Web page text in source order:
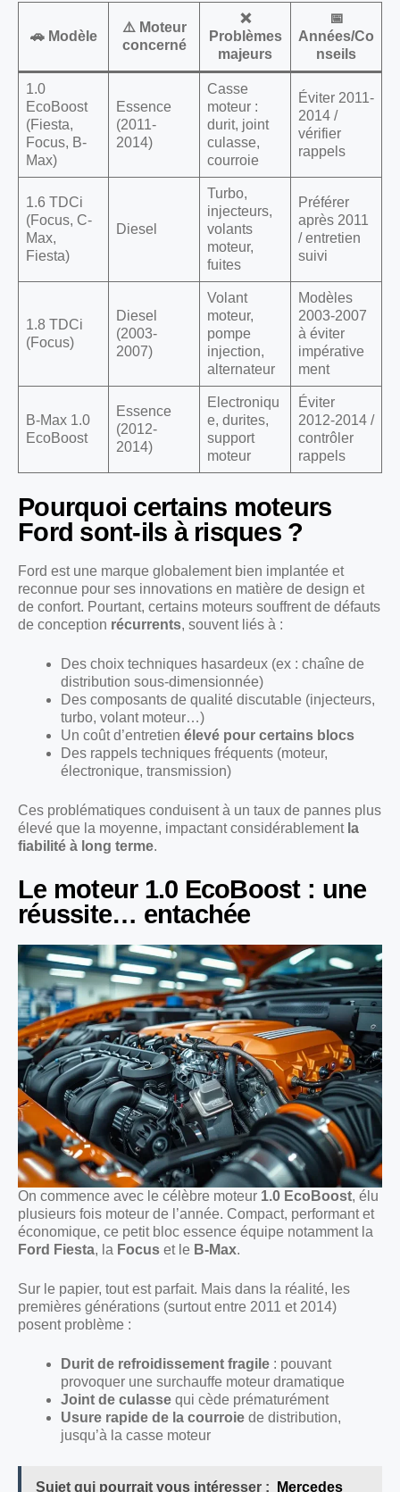
🚗 Modèle
⚠️ Moteur
concerné
❌
Problèmes
majeurs
📅
Années/Co
nseils
1.0
EcoBoost
(Fiesta,
Focus, B-
Max)
Essence
(2011-
2014)
Casse
moteur :
durit, joint
culasse,
courroie
Éviter 2011-
2014 /
vérifier
rappels
1.6 TDCi
(Focus, C-
Max,
Fiesta)
Diesel
Turbo,
injecteurs,
volants
moteur,
fuites
Préférer
après 2011
/ entretien
suivi
1.8 TDCi
(Focus)
Diesel
(2003-
2007)
Volant
moteur,
pompe
injection,
alternateur
Modèles
2003-2007
à éviter
impérative
ment
B-Max 1.0
EcoBoost
Essence
(2012-
2014)
Electroniqu
e, durites,
support
moteur
Éviter
2012-2014 /
contrôler
rappels
Pourquoi certains moteurs
Ford sont-ils à risques ?
Ford est une marque globalement bien implantée et
reconnue pour ses innovations en matière de design et
de confort. Pourtant, certains moteurs souffrent de défauts
de conception récurrents, souvent liés à :
Des choix techniques hasardeux (ex : chaîne de
distribution sous-dimensionnée)
Des composants de qualité discutable (injecteurs,
turbo, volant moteur…)
Un coût d’entretien élevé pour certains blocs
Des rappels techniques fréquents (moteur,
électronique, transmission)
Ces problématiques conduisent à un taux de pannes plus
élevé que la moyenne, impactant considérablement la
fiabilité à long terme.
Le moteur 1.0 EcoBoost : une
réussite… entachée
On commence avec le célèbre moteur 1.0 EcoBoost, élu
plusieurs fois moteur de l’année. Compact, performant et
économique, ce petit bloc essence équipe notamment la
Ford Fiesta, la Focus et le B-Max.
Sur le papier, tout est parfait. Mais dans la réalité, les
premières générations (surtout entre 2011 et 2014)
posent problème :
Durit de refroidissement fragile : pouvant
provoquer une surchauffe moteur dramatique
Joint de culasse qui cède prématurément
Usure rapide de la courroie de distribution,
jusqu’à la casse moteur
Sujet qui pourrait vous intéresser : Mercedes